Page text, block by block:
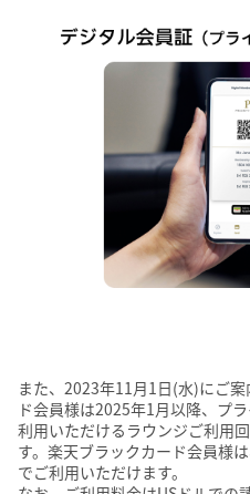
また、2023年11月1日(水)にご
ド会員様は2025年1月以降、プ
利用いただけるラウンジご利用
す。楽天ブラックカード会員様
でご利用いただけます。